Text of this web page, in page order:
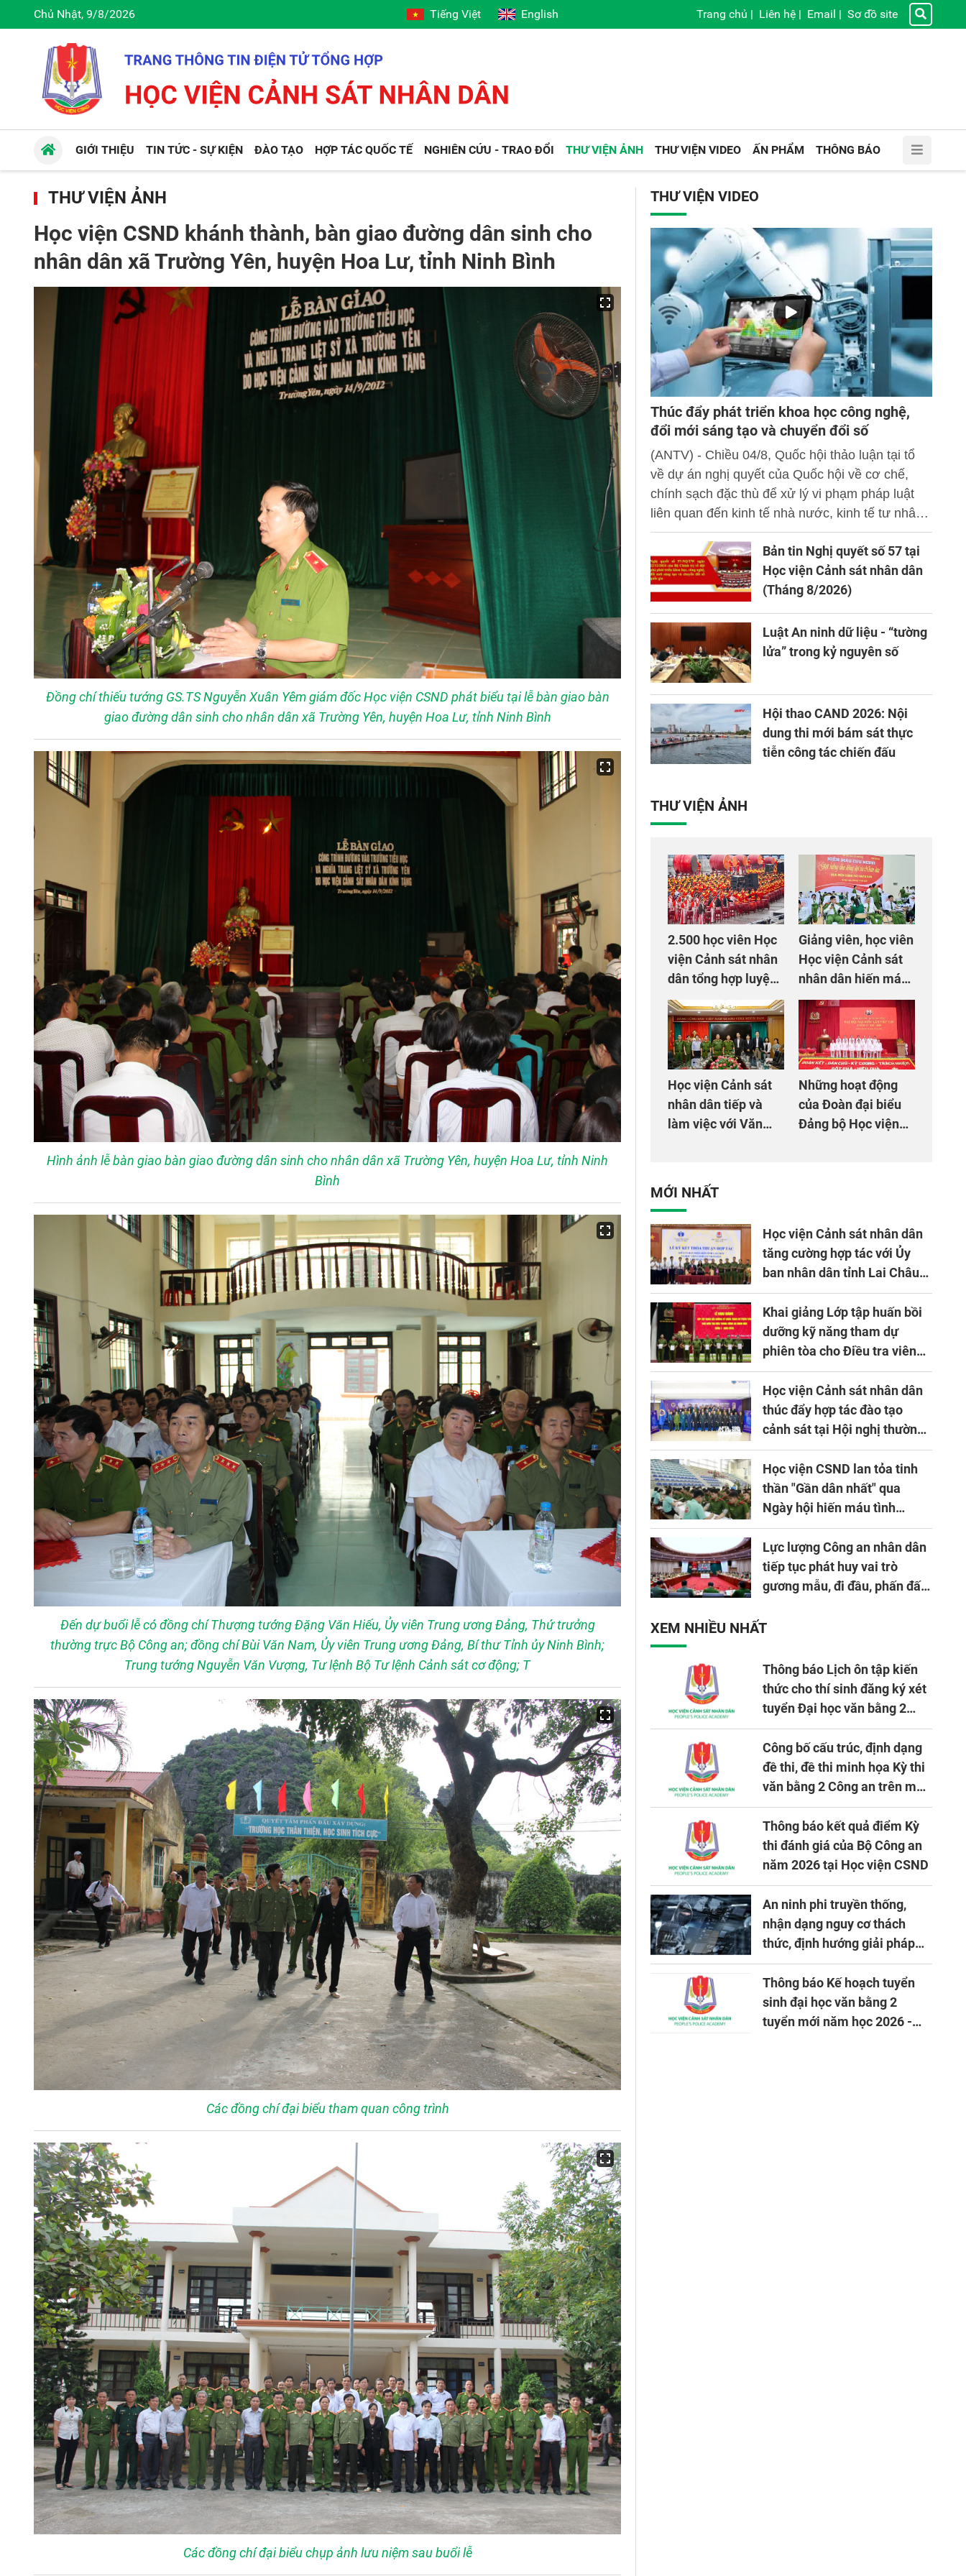
Chủ Nhật, 9/8/2026 Tiếng Việt English Trang chủ | Liên hệ | Email | Sơ đồ site
GIỚI THIỆU TIN TỨC - SỰ KIỆN ĐÀO TẠO HỢP TÁC QUỐC TẾ NGHIÊN CỨU - TRAO ĐỔI THƯ VIỆN ẢNH THƯ VIỆN VIDEO ẤN PHẨM THÔNG BÁO
THƯ VIỆN ẢNH
Học viện CSND khánh thành, bàn giao đường dân sinh cho
nhân dân xã Trường Yên, huyện Hoa Lư, tỉnh Ninh Bình
Đồng chí thiếu tướng GS.TS Nguyễn Xuân Yêm giám đốc Học viện CSND phát biểu tại lễ bàn giao bàn
giao đường dân sinh cho nhân dân xã Trường Yên, huyện Hoa Lư, tỉnh Ninh Bình
Hình ảnh lễ bàn giao bàn giao đường dân sinh cho nhân dân xã Trường Yên, huyện Hoa Lư, tỉnh Ninh
Bình
Đến dự buổi lễ có đồng chí Thượng tướng Đặng Văn Hiếu, Ủy viên Trung ương Đảng, Thứ trưởng
thường trực Bộ Công an; đồng chí Bùi Văn Nam, Ủy viên Trung ương Đảng, Bí thư Tỉnh ủy Ninh Bình;
Trung tướng Nguyễn Văn Vượng, Tư lệnh Bộ Tư lệnh Cảnh sát cơ động; T
Các đồng chí đại biểu tham quan công trình
Các đồng chí đại biểu chụp ảnh lưu niệm sau buổi lễ
THƯ VIỆN VIDEO
Thúc đẩy phát triển khoa học công nghệ,
đổi mới sáng tạo và chuyển đổi số
(ANTV) - Chiều 04/8, Quốc hội thảo luận tại tổ
về dự án nghị quyết của Quốc hội về cơ chế,
chính sạch đặc thù để xử lý vi phạm pháp luật
liên quan đến kinh tế nhà nước, kinh tế tư nhân
và ứng dụng khoa học công nghệ, đổi mới sáng
tạo và chuyển đổi số.Bản tin Nghị quyết số 57 tại
Học viện Cảnh sát nhân dân
(Tháng 8/2026)
Luật An ninh dữ liệu - “tường
lửa” trong kỷ nguyên số
Hội thao CAND 2026: Nội
dung thi mới bám sát thực
tiễn công tác chiến đấu
THƯ VIỆN ẢNH
2.500 học viên Học
viện Cảnh sát nhân
dân tổng hợp luyện
màn Trống hội chào
mừng Đại hội Đảng
Giảng viên, học viên
Học viện Cảnh sát
nhân dân hiến máu
giúp dân và đồng
đội
Học viện Cảnh sát
nhân dân tiếp và
làm việc với Văn
Bản tại Việt Nam
Những hoạt động
của Đoàn đại biểu
Đảng bộ Học viện
- 2030
MỚI NHẤT
Học viện Cảnh sát nhân dân
tăng cường hợp tác với Ủy
ban nhân dân tỉnh Lai Châu
về ứng dụng khoa học công
nghệ trong lĩnh vực đấu tranh
phòng, chống tội phạm
Khai giảng Lớp tập huấn bồi
dưỡng kỹ năng tham dự
phiên tòa cho Điều tra viên
khóa 1 năm 2026
Học viện Cảnh sát nhân dân
thúc đẩy hợp tác đào tạo
cảnh sát tại Hội nghị thường
niên lần thứ 10 của Hiệp hội
APTA
Học viện CSND lan tỏa tinh
thần "Gần dân nhất" qua
Ngày hội hiến máu tình
nguyện
Lực lượng Công an nhân dân
tiếp tục phát huy vai trò
gương mẫu, đi đầu, phấn đấu
nhiệm vụ được giao
XEM NHIỀU NHẤT
Thông báo Lịch ôn tập kiến
thức cho thí sinh đăng ký xét
tuyển Đại học văn bằng 2
tuyển mới, mở tại Học viện
CSND năm học 2026 - 2027
Công bố cấu trúc, định dạng
đề thi, đề thi minh họa Kỳ thi
văn bằng 2 Công an trên máy
tính
Thông báo kết quả điểm Kỳ
thi đánh giá của Bộ Công an
năm 2026 tại Học viện CSND
An ninh phi truyền thống,
nhận dạng nguy cơ thách
thức, định hướng giải pháp
đảm bảo an ninh quốc gia
trong tình hình hiện nay
Thông báo Kế hoạch tuyển
sinh đại học văn bằng 2
tuyển mới năm học 2026 -